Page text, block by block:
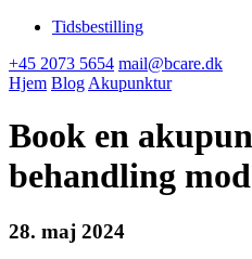
Tidsbestilling
+45 2073 5654 mail@bcare.dk
Hjem Blog Akupunktur
Book en
behandling
28. maj 2024